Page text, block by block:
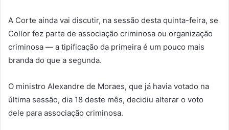
A Corte ainda vai discutir, na sessão desta quinta-feira, se
Collor fez parte de associação criminosa ou organização
criminosa — a tipificação da primeira é um pouco mais
branda do que a segunda.
O ministro Alexandre de Moraes, que já havia votado na
última sessão, dia 18 deste mês, decidiu alterar o voto
dele para associação criminosa.